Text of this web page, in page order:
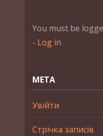
You must be
- Log in
МЕТА
Увійти
Стрічка записів